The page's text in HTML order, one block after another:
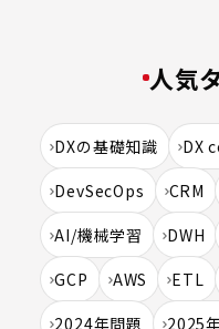
人気
DXの基礎知識 DX
DevSecOps
CRM
AI/機械学習
DWH
GCP
AWS ETL
2024年問題
2025